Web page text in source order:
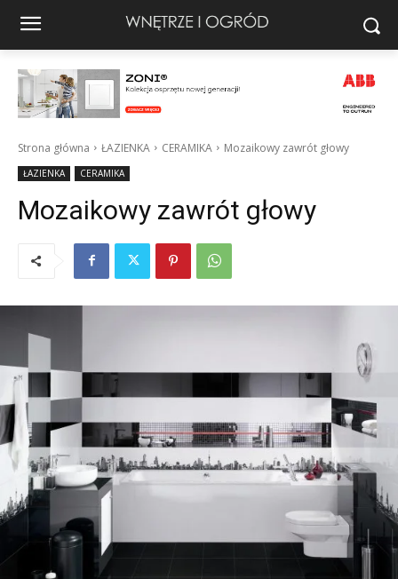
Strona główna ŁAZIENKA CERAMIKA Mozaikowy zawrót głowy
ŁAZIENKA CERAMIKA
Mozaikowy zawrót głowy